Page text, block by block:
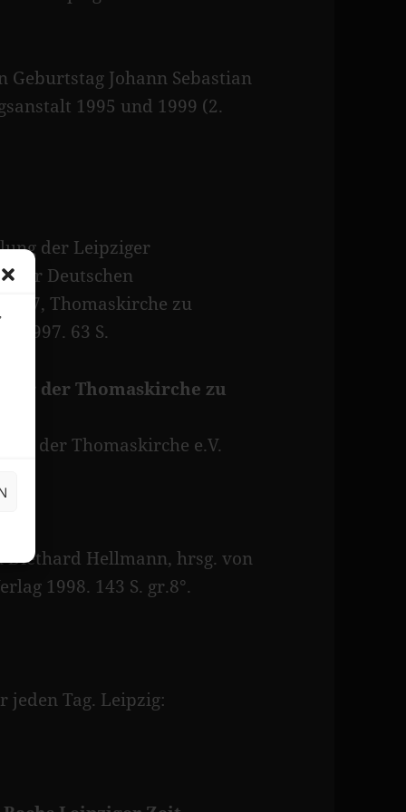
Geburtstag Johann Sebastian
1995 und 1999 (2.
der Leipziger
der Deutschen
Thomaskirche zu
1997. 63 S.
der Thomaskirche zu
der Thomaskirche e.V.
Diethard Hellmann, hrsg. von
1998. 143 S. gr.8°.
jeden Tag. Leipzig: